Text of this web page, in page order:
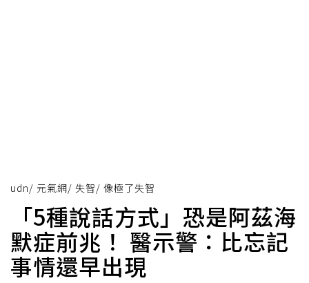
udn/ 元氣網/ 失智/ 像極了失智
「5種說話方式」恐是阿茲海
默症前兆！ 醫示警：比忘記
事情還早出現